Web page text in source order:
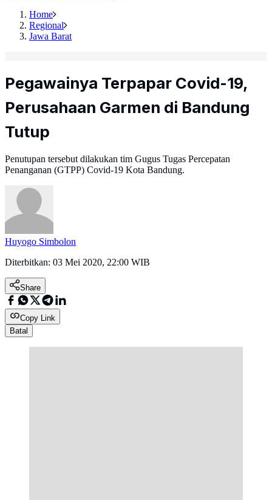
Home
Regional
Jawa Barat
Pegawainya Terpapar Covid-19,
Perusahaan Garmen di Bandung
Tutup
Penutupan tersebut dilakukan tim Gugus Tugas Percepatan
Penanganan (GTPP) Covid-19 Kota Bandung.
Huyogo Simbolon
Diterbitkan: 03 Mei 2020, 22:00 WIB
Share
Copy Link
Batal